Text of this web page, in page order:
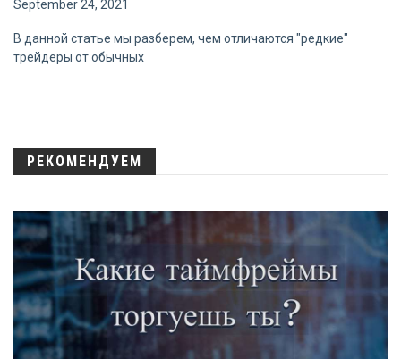
September 24, 2021
В данной статье мы разберем, чем отличаются "редкие"
трейдеры от обычных
РЕКОМЕНДУЕМ